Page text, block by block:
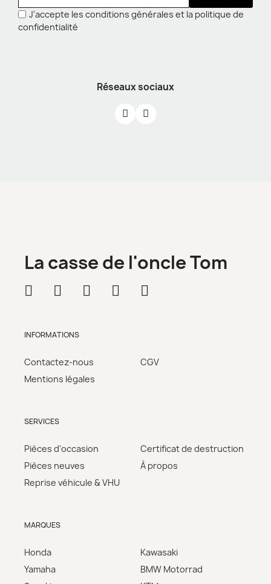
J'accepte les conditions générales et la politique de
confidentialité
Réseaux sociaux
La casse de l'oncle Tom
INFORMATIONS
Contactez-nous
Mentions légales
CGV
SERVICES
Pièces d'occasion
Pièces neuves
Reprise véhicule & VHU
Certificat de destruction
À propos
MARQUES
Honda
Yamaha
Kawasaki
BMW Motorrad